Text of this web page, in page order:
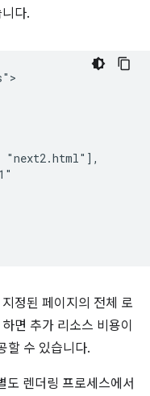
다.
정된 페이지의 전체 로
면 추가 리소스 비용이
할 수 있습니다.
렌더링 프로세스에서